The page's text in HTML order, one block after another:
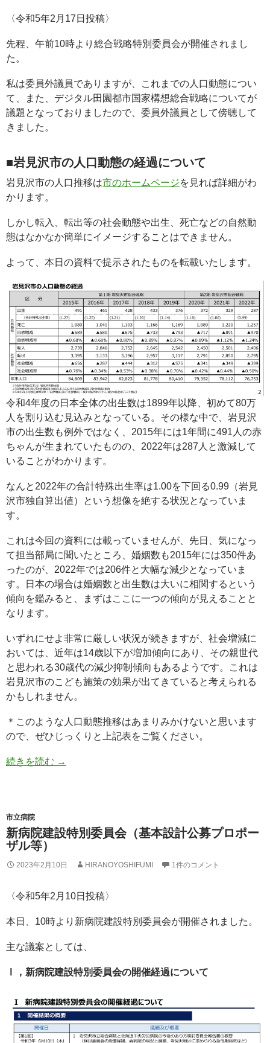
〈令和5年2月17日投稿〉
先程、午前10時より総合戦略特別委員会が開催されまし
た。
私は委員外議員でありますが、これまでの人口動態につい
て、また、デジタル田園都市国家構想総合戦略についてが
議題となっておりましたので、委員外議員として傍聴して
きました。
■岩見沢市の人口動態の経過について
岩見沢市の人口推移は市のホームページを見れば詳細がわ
かります。
しかし転入、転出等の社会動態や出生、死亡などの自然動
態はなかなか簡単にイメージすることはできません。
よって、本日の資料で提示されたものを転載いたします。
令和4年度の日本全体の出生数は1899年以降、初めて80万
人を割り込む見込みとなっている。その様な中で、岩見沢
市の出生数も例外ではなく、2015年には1年間に491人の赤
ちゃんが生まれていたものの、2022年は287人と激減して
いることがわかります。
なんと2022年の合計特殊出生率は1.00を下回る0.99（岩見
沢市独自算出値）という想像を絶する状況となっていま
す。
これは今回の資料には載っていませんが、先日、気になっ
て担当部局に聞いたところ、婚姻数も2015年には350件あ
ったのが、2022年では206件と大幅な減少となっていま
す。日本の場合は婚姻数と出生数は大いに相関するという
傾向を鑑みると、まずはここに一つの傾向が見えることと
なります。
いずれにせよ非常に厳しい状況が続きますが、社会増減に
おいては、近年は14歳以下が増加傾向にあり、その親世代
と思われる30歳代の減少抑制傾向もあるようです。これは
岩見沢市のこども施策の効果が出てきていると考えられる
かもしれません。
＊このような人口動態推移はあまりみかけないと思います
ので、ぜひじっくりと上記表をご覧ください。
続きを読む →
市立病院
新病院建設特別委員会（基本設計公募プロポー
ザル等）
2023年2月10日 HIRANOYOSHIFUMI 1件のコメント
〈令和5年2月10日投稿〉
本日、10時より新病院建設特別委員会が開催されました。
主な議案としては、
Ⅰ，新病院建設特別委員会の開催経過について